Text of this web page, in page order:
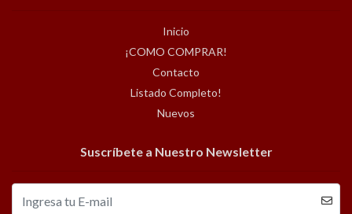
Inicio
¡COMO COMPRAR!
Contacto
Listado Completo!
Nuevos
Suscríbete a Nuestro Newsletter